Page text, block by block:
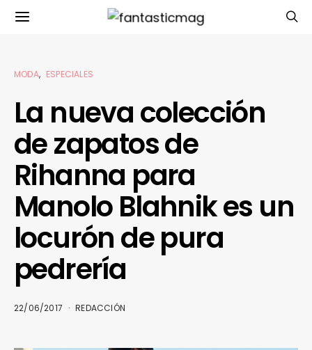
MODA ESPECIALES
La nueva colección
de zapatos de
Rihanna para
Manolo Blahnik es un
locurón de pura
pedrería
22/06/2017 REDACCIÓN